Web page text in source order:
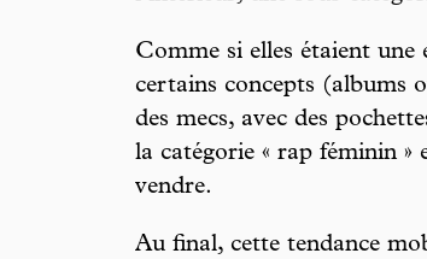
Comme si elles étaient une
certains concepts (albums
des mecs, avec des
la catégorie « rap féminin »
vendre.
Au final, cette tendance